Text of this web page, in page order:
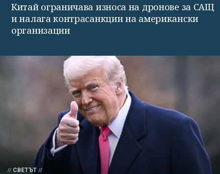
Китай ограничава износа на дронове за САЩ
и налага контрасанкции на американски
организации
СВЕТЪТ